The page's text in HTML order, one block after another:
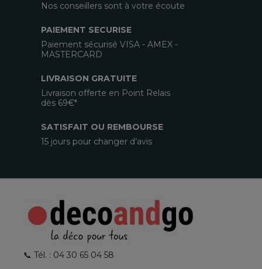
Nos conseillers sont à votre écoute
PAIEMENT SECURISE
Paiement sécurisé VISA - AMEX -
MASTERCARD
LIVRAISON GRATUITE
Livraison offerte en Point Relais
dès 69€*
SATISFAIT OU REMBOURSE
15 jours pour changer d’avis
📞 Tél. : 04 30 65 04 58